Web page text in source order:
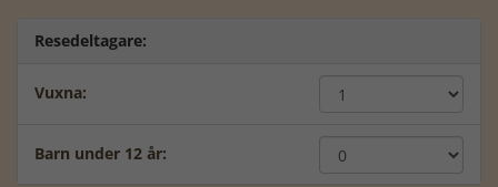
Resedeltagare:
Vuxna:
Barn under 12 år: